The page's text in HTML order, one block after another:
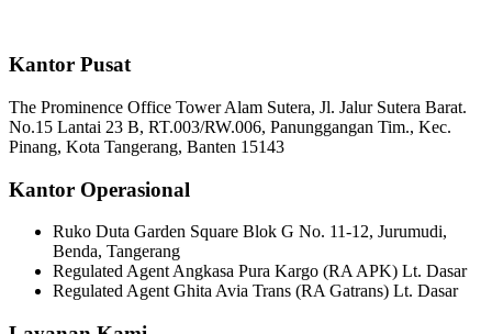
Kantor Pusat
The Prominence Office Tower Alam Sutera, Jl. Jalur Sutera Barat.
No.15 Lantai 23 B, RT.003/RW.006, Panunggangan Tim., Kec.
Pinang, Kota Tangerang, Banten 15143
Kantor Operasional
Ruko Duta Garden Square Blok G No. 11-12, Jurumudi,
Benda, Tangerang
Regulated Agent Angkasa Pura Kargo (RA APK) Lt. Dasar
Regulated Agent Ghita Avia Trans (RA Gatrans) Lt. Dasar